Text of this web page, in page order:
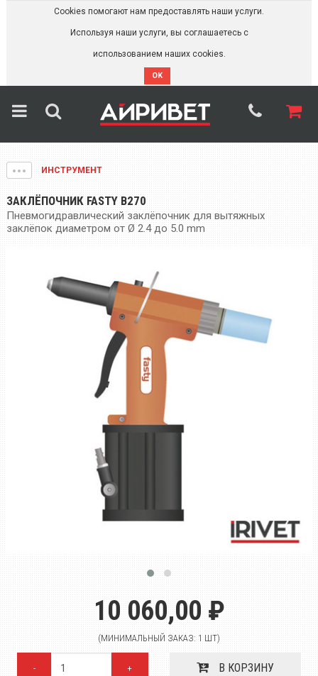
Cookies помогают нам предоставлять наши услуги.
Используя наши услуги, вы соглашаетесь с
использованием наших cookies.
OK
ИНСТРУМЕНТ
ЗАКЛЁПОЧНИК FASTY B270
Пневмогидравлический заклёпочник для вытяжных
заклёпок диаметром от Ø 2.4 до 5.0 mm
10 060,00 ₽
(МИНИМАЛЬНЫЙ ЗАКАЗ: 1 ШТ)
- + В КОРЗИНУ